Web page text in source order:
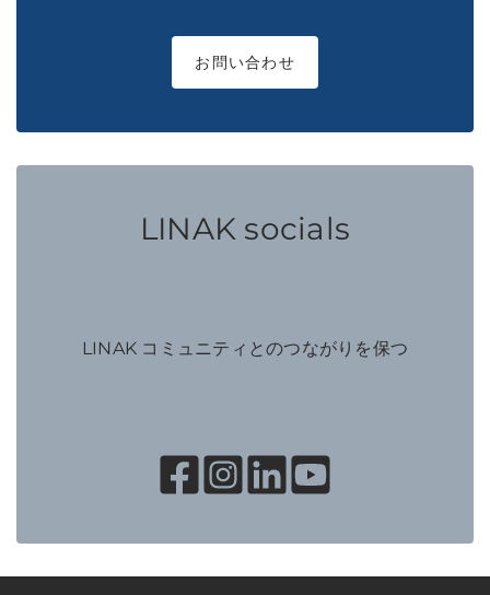
お問い合わせ
LINAK socials
LINAK コミュニティとのつながりを保つ